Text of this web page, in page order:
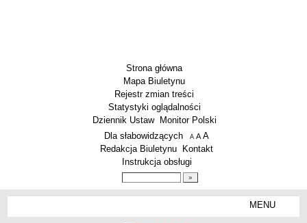
Strona główna
Mapa Biuletynu
Rejestr zmian treści
Statystyki oglądalności
Dziennik Ustaw
Monitor Polski
Menu dodatkowe
Dla słabowidzących A pomniejsz czcionkę
A standardowy rozmiar czcionki
A
Redakcja Biuletynu
Kontakt
Instrukcja obsługi
MENU